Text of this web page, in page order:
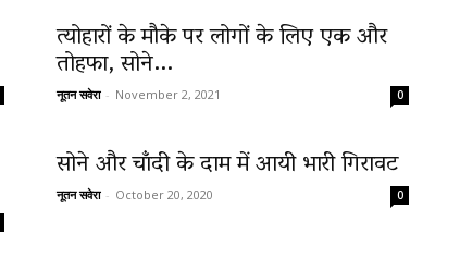
त्योहारों के मौके पर लोगों के लिए एक और
तोहफा, सोने...
नूतन सवेरा - November 2, 2021 0
सोने और चाँदी के दाम में आयी भारी गिरावट
नूतन सवेरा - October 20, 2020 0